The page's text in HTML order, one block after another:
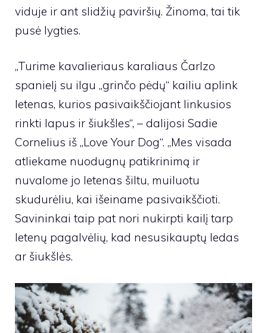
viduje ir ant slidžių paviršių. Žinoma, tai tik
pusė lygties.
„Turime kavalieriaus karaliaus Čarlzo
spanielį su ilgu „grinčo pėdų“ kailiu aplink
letenas, kurios pasivaikščiojant linkusios
rinkti lapus ir šiukšles“, – dalijosi Sadie
Cornelius iš „Love Your Dog“. „Mes visada
atliekame nuodugnų patikrinimą ir
nuvalome jo letenas šiltu, muiluotu
skudurėliu, kai išeiname pasivaikščioti.
Savininkai taip pat nori nukirpti kailį tarp
letenų pagalvėlių, kad nesusikauptų ledas
ar šiukšlės.